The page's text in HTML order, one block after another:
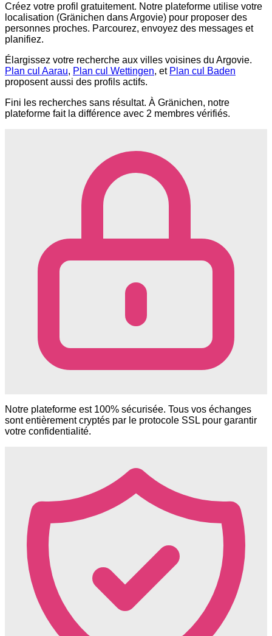
Créez votre profil gratuitement. Notre plateforme utilise votre
localisation (Gränichen dans Argovie) pour proposer des
personnes proches. Parcourez, envoyez des messages et
planifiez.
Élargissez votre recherche aux villes voisines du Argovie.
Plan cul Aarau, Plan cul Wettingen, et Plan cul Baden
proposent aussi des profils actifs.
Fini les recherches sans résultat. À Gränichen, notre
plateforme fait la différence avec 2 membres vérifiés.
Notre plateforme est 100% sécurisée. Tous vos échanges
sont entièrement cryptés par le protocole SSL pour garantir
votre confidentialité.